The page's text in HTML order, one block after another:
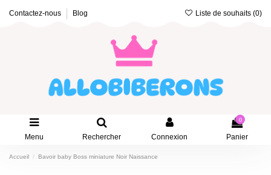
Contactez-nous Blog Liste de souhaits (0)
Menu Rechercher Connexion
0
Panier
Accueil Bavoir baby Boss miniature Noir Naissance